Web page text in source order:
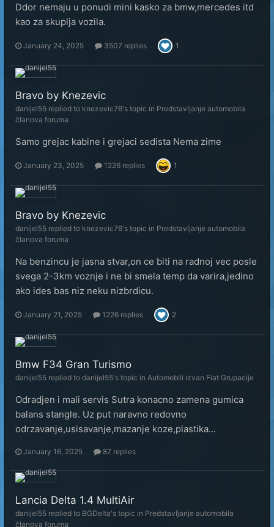
Ddor nemaju u ponudi mini kasko za bmw,mercedes itd
kao za skuplja vozila.
January 24, 2025 3507 replies 1
Bravo by Knezevic
danijel55 replied to knezevic76's topic in Predstavljanje automobila
članova foruma
Samo grejac kabine i grejaci sedista Nema zime
January 23, 2025 1226 replies 1
Bravo by Knezevic
danijel55 replied to knezevic76's topic in Predstavljanje automobila
članova foruma
Na benzincu je jasna stvar,on ce biti na radnoj vec posle
svega 2-3km voznje i ne bi smela temp da varira,jedino
ako ides bas niz neku nizbrdicu.
January 21, 2025 1226 replies 2
Bmw F34 Gran Turismo
danijel55 replied to danijel55's topic in Automobili izvan Fiat Grupacije
Odradjen i mali servis Sutra konacno zamena gumica
balans stangle. Uz put naravno redovno
odrzavanje,usisavanje,mazanje koze,plastika...
January 16, 2025 87 replies
Lancia Delta 1.4 MultiAir
danijel55 replied to BGDelta's topic in Predstavljanje automobila
članova foruma